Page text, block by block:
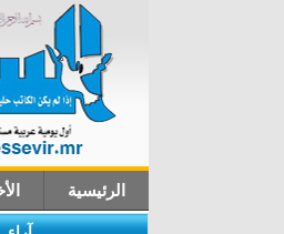
الرئيسية